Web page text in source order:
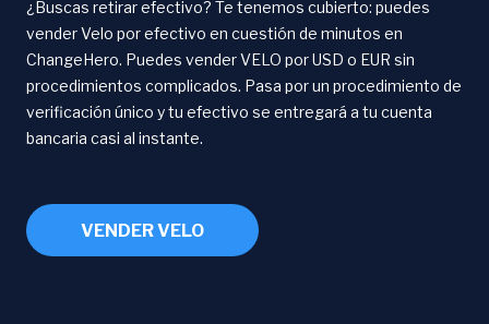
¿Buscas retirar efectivo? Te tenemos cubierto: puedes
vender Velo por efectivo en cuestión de minutos en
ChangeHero. Puedes vender VELO por USD o EUR sin
procedimientos complicados. Pasa por un procedimiento de
verificación único y tu efectivo se entregará a tu cuenta
bancaria casi al instante.
VENDER VELO